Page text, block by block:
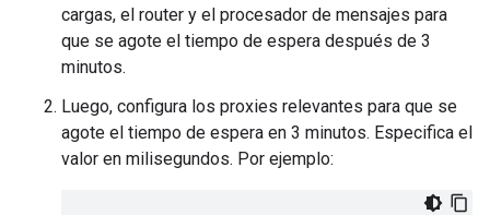
cargas, el router y el procesador de mensajes para
que se agote el tiempo de espera después de 3
minutos.
Luego, configura los proxies relevantes para que se
agote el tiempo de espera en 3 minutos. Especifica el
valor en milisegundos. Por ejemplo: